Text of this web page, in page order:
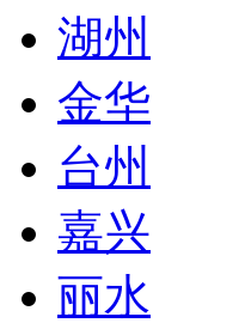
湖州
金华
台州
嘉兴
丽水